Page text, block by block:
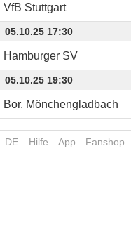
VfB Stuttgart
05.10.25 17:30
Hamburger SV
05.10.25 19:30
Bor. Mönchengladbach
DE Hilfe App Fanshop